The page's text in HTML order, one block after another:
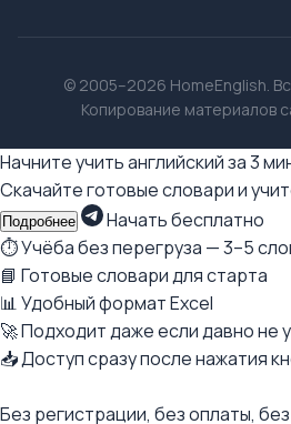
© 2005–2026 HomeEnglish.
Копирование материалов
Начните учить английский за 3
Скачайте готовые словари и
Подробнее
Начать бесплатно
⏱ Учёба без перегруза — 3–5
📘 Готовые словари для старта
📊 Удобный формат Excel
🚀 Подходит даже если давно не
📥 Доступ сразу после нажатия
Без регистрации, без оплаты,